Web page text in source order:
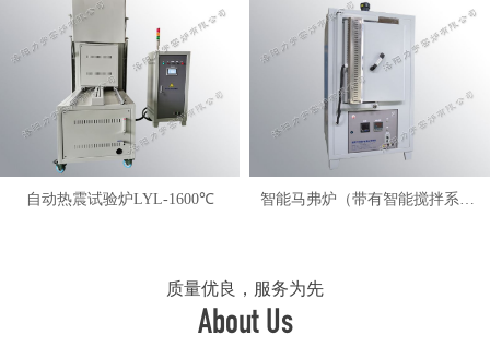
自动热震试验炉LYL-1600℃
质量优良，服务为先
About Us